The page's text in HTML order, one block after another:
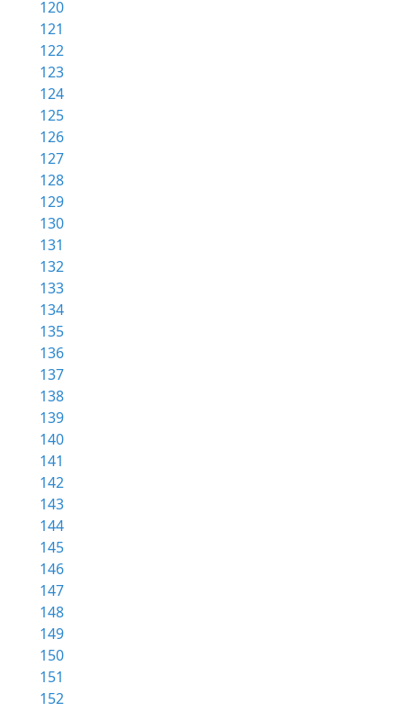
120
121
122
123
124
125
126
127
128
129
130
131
132
133
134
135
136
137
138
139
140
141
142
143
144
145
146
147
148
149
150
151
152